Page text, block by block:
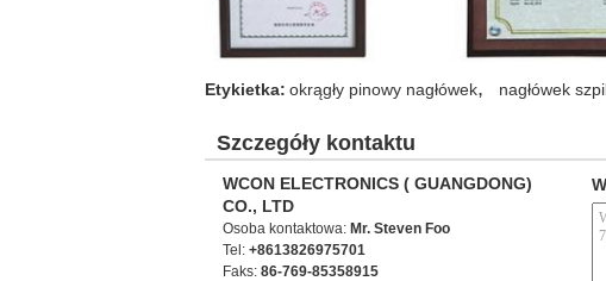
Etykietka: okrągły pinowy nagłówek, nagłówek
Szczegóły kontaktu
WCON ELECTRONICS ( GUANGDONG)
CO., LTD
Osoba kontaktowa: Mr. Steven Foo
Tel: +8613826975701
Faks: 86-769-85358915